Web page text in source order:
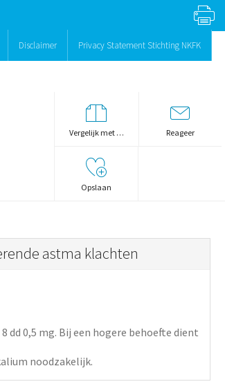
Disclaimer Privacy Statement Stichting NKFK
Vergelijk met … Reageer
Opslaan
astma klachten
8 dd 0,5 mg. Bij een hogere behoefte dient
noodzakelijk.